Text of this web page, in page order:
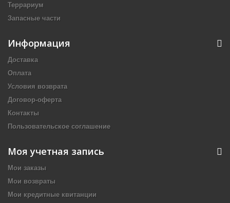
Террариум
Запасные части
Информация
Доставка
Оплата
Условия возврата
Договор-оферта
Контакты
Пользовательское соглашение
Моя учетная запись
Мои заказы
Мои возвраты
Мои кредитные квитанции